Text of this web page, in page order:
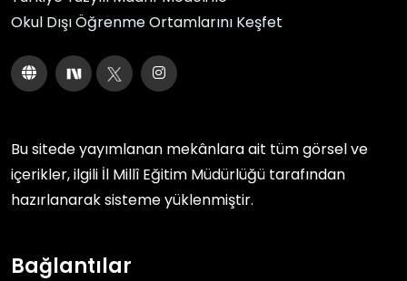
Okul Dışı Öğrenme Ortamlarını Keşfet
Bu sitede yayımlanan mekânlara ait tüm görsel ve
içerikler, ilgili İl Millî Eğitim Müdürlüğü tarafından
hazırlanarak sisteme yüklenmiştir.
Bağlantılar